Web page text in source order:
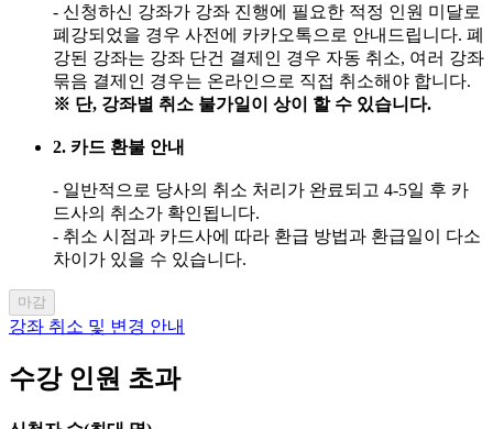
- 신청하신 강좌가 강좌 진행에 필요한 적정 인원 미달로
폐강되었을 경우 사전에 카카오톡으로 안내드립니다. 폐
강된 강좌는 강좌 단건 결제인 경우 자동 취소, 여러 강좌
묶음 결제인 경우는 온라인으로 직접 취소해야 합니다.
※ 단, 강좌별 취소 불가일이 상이 할 수 있습니다.
2. 카드 환불 안내
- 일반적으로 당사의 취소 처리가 완료되고 4-5일 후 카
드사의 취소가 확인됩니다.
- 취소 시점과 카드사에 따라 환급 방법과 환급일이 다소
차이가 있을 수 있습니다.
마감
강좌 취소 및 변경 안내
수강 인원 초과